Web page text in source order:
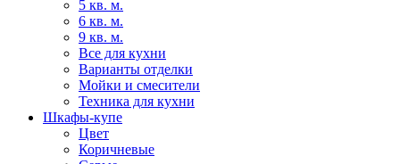
5 кв. м.
6 кв. м.
9 кв. м.
Все для кухни
Варианты отделки
Мойки и смесители
Техника для кухни
Шкафы-купе
Цвет
Коричневые